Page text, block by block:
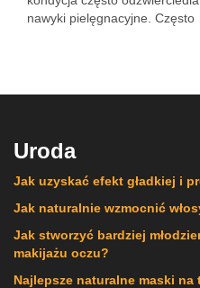
nawyki pielęgnacyjne. Często
Uroda
Jak uzyskać efekt gładkiej i
Jak naturalnie wzmocnić
Jak stworzyć bardziej
makijażu oczu?
Najlepsze naturalne maski